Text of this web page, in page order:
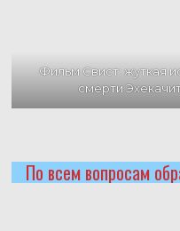
Фильм Свист: жуткая
смерти
По всем вопросам